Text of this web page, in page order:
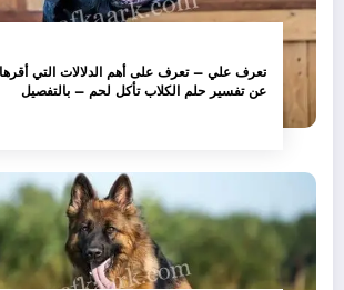
تعرف علي – تعرف على أهم الدلالات التي
عن تفسير حلم الكلاب تأكل لحم – بالتفصيل